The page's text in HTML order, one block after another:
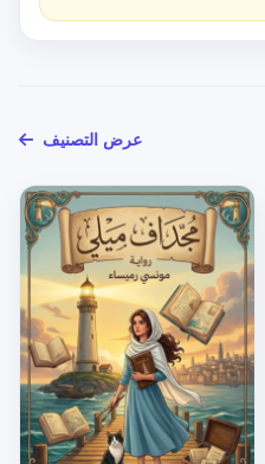
عرض التصنيف